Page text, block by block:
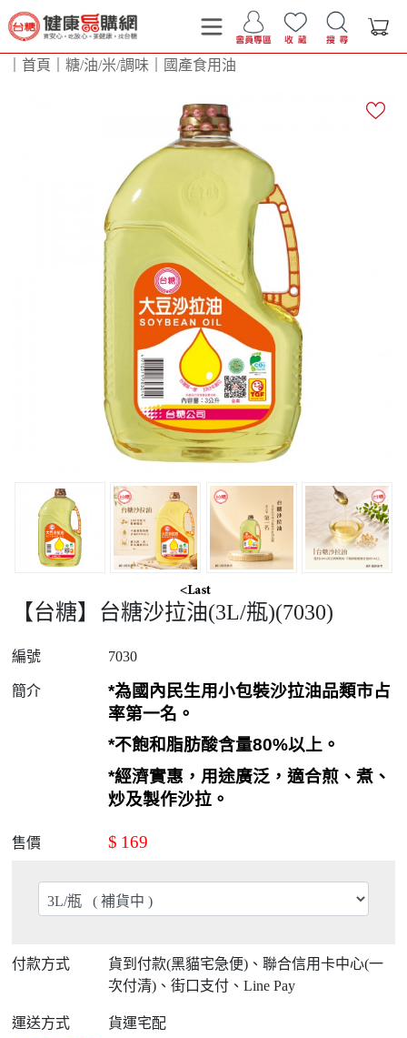
首頁 糖/油/米/調味 國產食用油
【台糖】台糖沙拉油(3L/瓶)(7030)
編號 7030
簡介 *為國內民生用小包裝沙拉油品類市占
率第一名。
*不飽和脂肪酸含量80%以上。
*經濟實惠，用途廣泛，適合煎、煮、
炒及製作沙拉。
售價 $ 169
付款方式
貨到付款(黑貓宅急便)、聯合信用卡中心(一
次付清)、街口支付、Line Pay
運送方式 貨運宅配